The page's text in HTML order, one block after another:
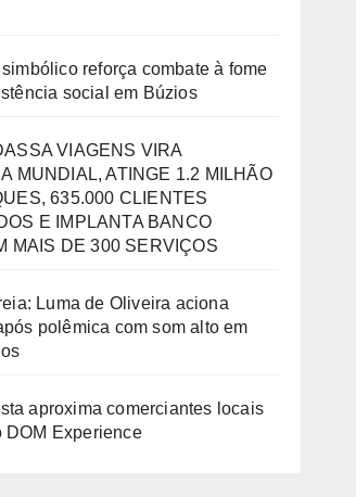
reforça combate à fome
social em Búzios
VIAGENS VIRA
MUNDIAL, ATINGE 1.2 MILHÃO
635.000 CLIENTES
E IMPLANTA BANCO
MAIS DE 300 SERVIÇOS
Luma de Oliveira aciona
polêmica com som alto em
aproxima comerciantes locais
DOM Experience